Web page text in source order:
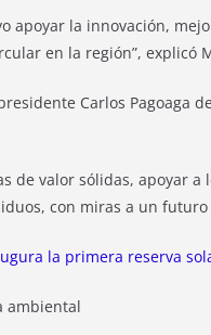
apoyar la innovación,
en la región”, explicó
Carlos Pagoaga
de valor sólidas, apoyar
con miras a un
la primera reserva
ambiental